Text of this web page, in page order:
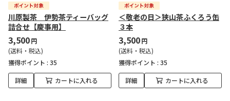
川原製茶 伊勢茶ティーバッグ
詰合せ【慶事用】
3,500円
(送料・税込)
獲得ポイント : 35
詳細 カートに入れる
＜敬老の日＞狭山茶ふくろう缶
３本
3,500円
(送料・税込)
獲得ポイント : 35
詳細 カートに入れる